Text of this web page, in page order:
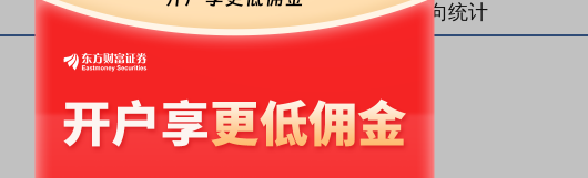
盘后资金流向统计